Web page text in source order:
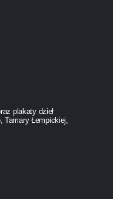
plakaty dzieł
Tamary Łempickiej,